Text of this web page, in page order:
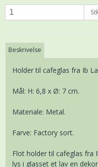
Beskrivelse
Holder til cafeglas fra Ib
Mål: H: 6,8 x Ø: 7 cm.
Materiale: Metal.
Farve: Factory sort.
Flot holder til cafeglas fra
lys i glasset et lav en